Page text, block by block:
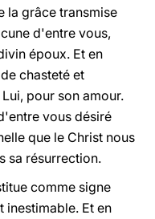
la grâce transmise
d'entre vous,
époux. Et en
chasteté et
pour son amour.
vous désiré
que le Christ nous
sa résurrection.
comme signe
inestimable. Et en